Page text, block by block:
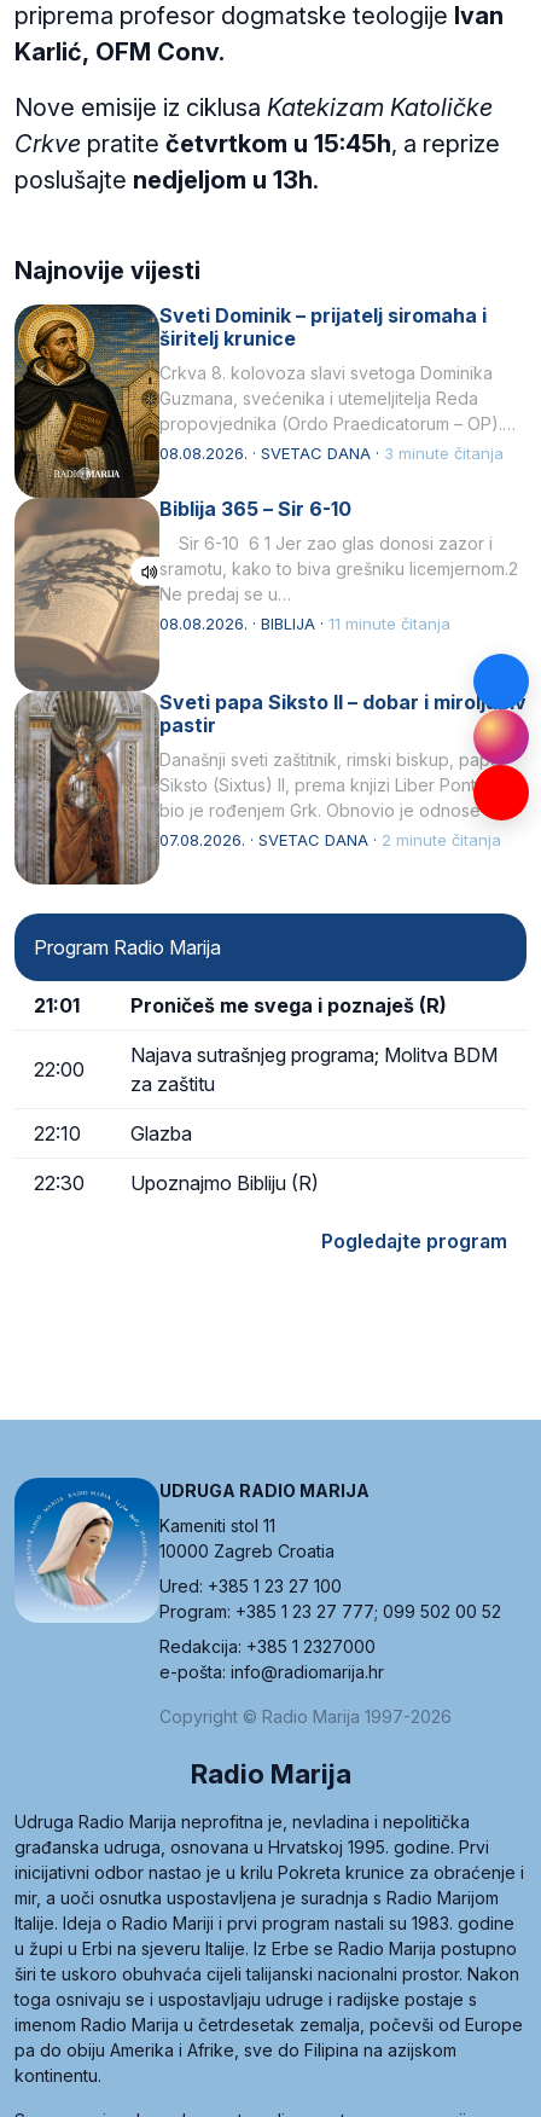
priprema profesor dogmatske teologije Ivan
Karlić, OFM Conv.
Nove emisije iz ciklusa Katekizam Katoličke
Crkve pratite četvrtkom u 15:45h, a reprize
poslušajte nedjeljom u 13h.
Najnovije vijesti
Sveti Dominik – prijatelj siromaha i
širitelj krunice
Crkva 8. kolovoza slavi svetoga Dominika
Guzmana, svećenika i utemeljitelja Reda
propovjednika (Ordo Praedicatorum – OP).
Svojim životom, dubokom ljubavlju prema
08.08.2026. · SVETAC DANA · 3 minute čitanja
Biblija 365 – Sir 6-10
Sir 6-10 6 1 Jer zao glas donosi zazor i
sramotu, kako to biva grešniku licemjernom.2
Ne predaj se u…
08.08.2026. · BIBLIJA · 11 minute čitanja
Sveti papa Siksto II – dobar i miroljubiv
pastir
Današnji sveti zaštitnik, rimski biskup, papa
Siksto (Sixtus) II, prema knjizi Liber Pontificalis
bio je rođenjem Grk. Obnovio je odnose s
afričkim…
07.08.2026. · SVETAC DANA · 2 minute čitanja
Program Radio Marija
21:01 Proničeš me svega i poznaješ (R)
22:00
Najava sutrašnjeg programa; Molitva BDM
za zaštitu
22:10 Glazba
22:30 Upoznajmo Bibliju (R)
Pogledajte program
UDRUGA RADIO MARIJA
Kameniti stol 11
10000 Zagreb Croatia
Ured: +385 1 23 27 100
Program: +385 1 23 27 777; 099 502 00 52
Redakcija: +385 1 2327000
e-pošta: info@radiomarija.hr
Copyright © Radio Marija 1997-2026
Radio Marija
Udruga Radio Marija neprofitna je, nevladina i nepolitička
građanska udruga, osnovana u Hrvatskoj 1995. godine. Prvi
inicijativni odbor nastao je u krilu Pokreta krunice za obraćenje i
mir, a uoči osnutka uspostavljena je suradnja s Radio Marijom
Italije. Ideja o Radio Mariji i prvi program nastali su 1983. godine
u župi u Erbi na sjeveru Italije. Iz Erbe se Radio Marija postupno
širi te uskoro obuhvaća cijeli talijanski nacionalni prostor. Nakon
toga osnivaju se i uspostavljaju udruge i radijske postaje s
imenom Radio Marija u četrdesetak zemalja, počevši od Europe
pa do obiju Amerika i Afrike, sve do Filipina na azijskom
kontinentu.